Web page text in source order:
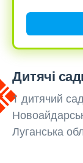
Дитячі
1 дитячий
Луганська